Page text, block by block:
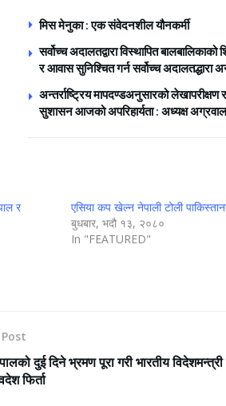
मिस मेनुका : एक संवेदनशील यौनकर्मी
सर्वोच्च अदालतद्वारा विस्थापित बालबालिकाको
र आवास सुनिश्चित गर्न सर्वोच्च अदालतद्धारा
अन्तर्राष्ट्रिय मापदण्डअनुसारको लेखापरीक्षण
सुशासन आजको अपरिहार्यता : अध्यक्ष
र
एसिया कप खेल्न नेपाली टोली
बुधबार, भदौ १३, २०८०
In "FEATURED"
दुई दिने भ्रमण पूरा गरी भारतीय
फिर्ता